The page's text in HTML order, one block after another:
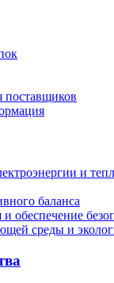
и
баланса
обеспечение
среды и